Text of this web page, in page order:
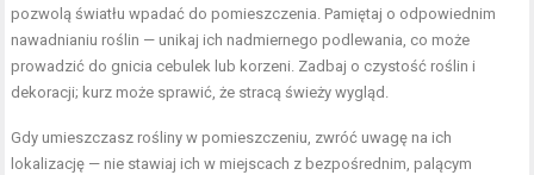
pozwolą światłu wpadać do pomieszczenia. Pamiętaj o odpowiednim
nawadnianiu roślin — unikaj ich nadmiernego podlewania, co może
prowadzić do gnicia cebulek lub korzeni. Zadbaj o czystość roślin i
dekoracji; kurz może sprawić, że stracą świeży wygląd.
Gdy umieszczasz rośliny w pomieszczeniu, zwróć uwagę na ich
lokalizację — nie stawiaj ich w miejscach z bezpośrednim, palącym